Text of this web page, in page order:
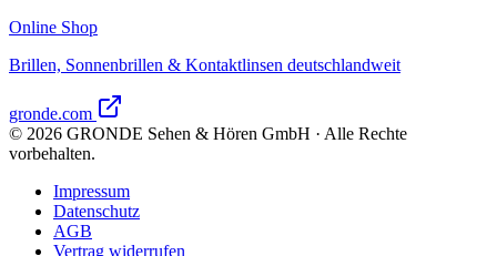
Online Shop
Brillen, Sonnenbrillen & Kontaktlinsen deutschlandweit
gronde.com
© 2026 GRONDE Sehen & Hören GmbH · Alle Rechte
vorbehalten.
Impressum
Datenschutz
AGB
Vertrag widerrufen